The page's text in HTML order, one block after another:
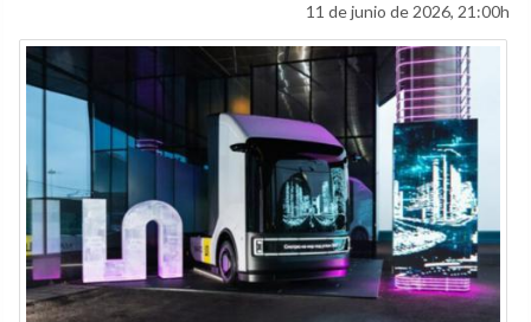
11 de junio de 2026, 21:00h